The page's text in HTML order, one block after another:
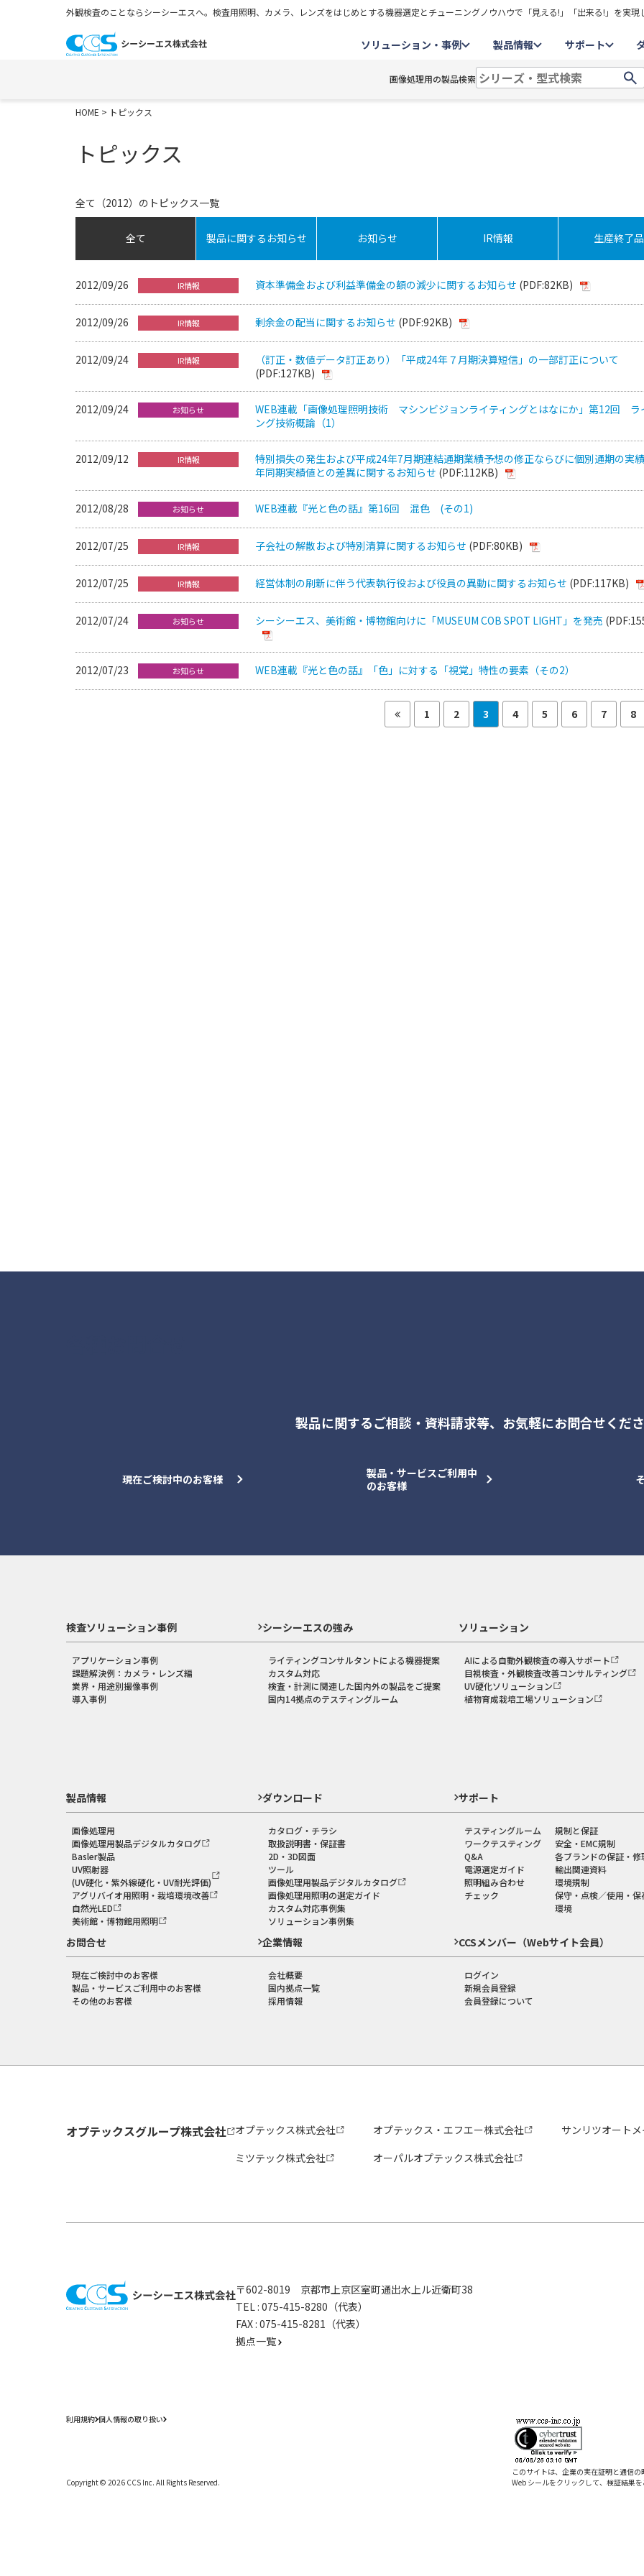
外観検査のことならシーシーエスへ。検査用照明、カメラ、レンズをはじめとする機器選定とチューニングノウハウで「見える!」「出来る!」を実現
ソリューション・事例 製品情報 サポート
画像処理用の製品検索
HOME > トピックス
トピックス
全て（2012）のトピックス一覧
全て 製品に関するお知らせ お知らせ IR情報 生産終了品
2012/09/26 IR情報 資本準備金および利益準備金の額の減少に関するお知らせ (PDF:82KB)
2012/09/26 IR情報 剰余金の配当に関するお知らせ (PDF:92KB)
2012/09/24 IR情報
（訂正・数値データ訂正あり）「平成24年７月期決算短信」の一部訂正について
(PDF:127KB)
2012/09/24 お知らせ
WEB連載「画像処理照明技術 マシンビジョンライティングとはなにか」第12回 ラ
ング技術概論（1）
2012/09/12 IR情報
特別損失の発生および平成24年7月期連結通期業績予想の修正ならびに個別通期の実
年同期実績値との差異に関するお知らせ (PDF:112KB)
2012/08/28 お知らせ WEB連載『光と色の話』第16回 混色 (その1)
2012/07/25 IR情報 子会社の解散および特別清算に関するお知らせ (PDF:80KB)
2012/07/25 IR情報 経営体制の刷新に伴う代表執行役および役員の異動に関するお知らせ (PDF:117KB)
2012/07/24 お知らせ シーシーエス、美術館・博物館向けに「MUSEUM COB SPOT LIGHT」を発売
2012/07/23 お知らせ WEB連載『光と色の話』「色」に対する「視覚」特性の要素（その2）
1 2 3 4 5 6 7 8
製品に関するご相談・資料請求等、 お気軽にお問合せくださ
現在ご検討中のお客様
製品・サービスご利用中
のお客様
検査ソリューション事例
アプリケーション事例
課題解決例：カメラ・レンズ編
業界・用途別撮像事例
導入事例
シーシーエスの強み
ライティングコンサルタントによる機器提案
カスタム対応
検査・計測に関連した国内外の製品をご提案
国内14拠点のテスティングルーム
ソリューション
AIによる自動外観検査の導入サポート
目視検査・外観検査改善コンサルティング
UV硬化ソリューション
植物育成栽培工場ソリューション
製品情報
画像処理用
画像処理用製品デジタルカタログ
Basler製品
UV照射器
(UV硬化・紫外線硬化・UV耐光評価)
アグリバイオ用照明・栽培環境改善
自然光LED
美術館・博物館用照明
ダウンロード
カタログ・チラシ
取扱説明書・保証書
2D・3D図面
ツール
画像処理用製品デジタルカタログ
画像処理用照明の選定ガイド
カスタム対応事例集
ソリューション事例集
サポート
テスティングルーム
ワークテスティング
Q&A
電源選定ガイド
照明組み合わせ
チェック
規制と保証
安全・EMC規制
各ブランドの保証・修
輸出関連資料
環境規制
保守・点検／使用・保
環境
お問合せ
現在ご検討中のお客様
製品・サービスご利用中のお客様
その他のお客様
企業情報
会社概要
国内拠点一覧
採用情報
CCSメンバー（Webサイト会員）
ログイン
新規会員登録
会員登録について
オプテックスグループ株式会社 オプテックス株式会社 オプテックス・エフエー株式会社
サンリツオート
ミツテック株式会社
オーパルオプテックス株式会社
〒602-8019 京都市上京区室町通出水上ル近衛町38
TEL : 075-415-8280（代表）
FAX : 075-415-8281（代表）
拠点一覧
利用規約 個人情報の取り扱い
Copyright © 2026 CCS Inc. All Rights Reserved.
このサイトは、企業の実在証明と通信
Web シールをクリックして、検証結果を